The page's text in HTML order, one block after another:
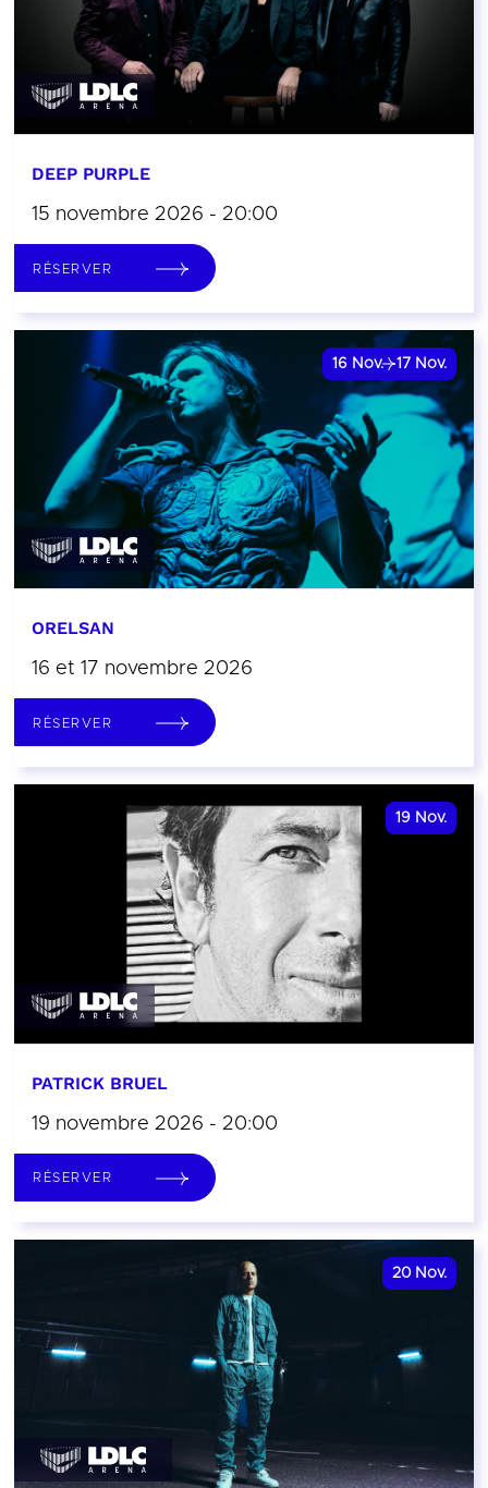
DEEP PURPLE
15 novembre 2026 - 20:00
RÉSERVER
16 Nov. 17 Nov.
ORELSAN
16 et 17 novembre 2026
RÉSERVER
19 Nov.
PATRICK BRUEL
19 novembre 2026 - 20:00
RÉSERVER
20 Nov.